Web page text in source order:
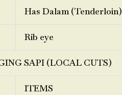
Has Dalam (Tenderloin)
Rib eye
SAPI (LOCAL CUTS)
ITEMS